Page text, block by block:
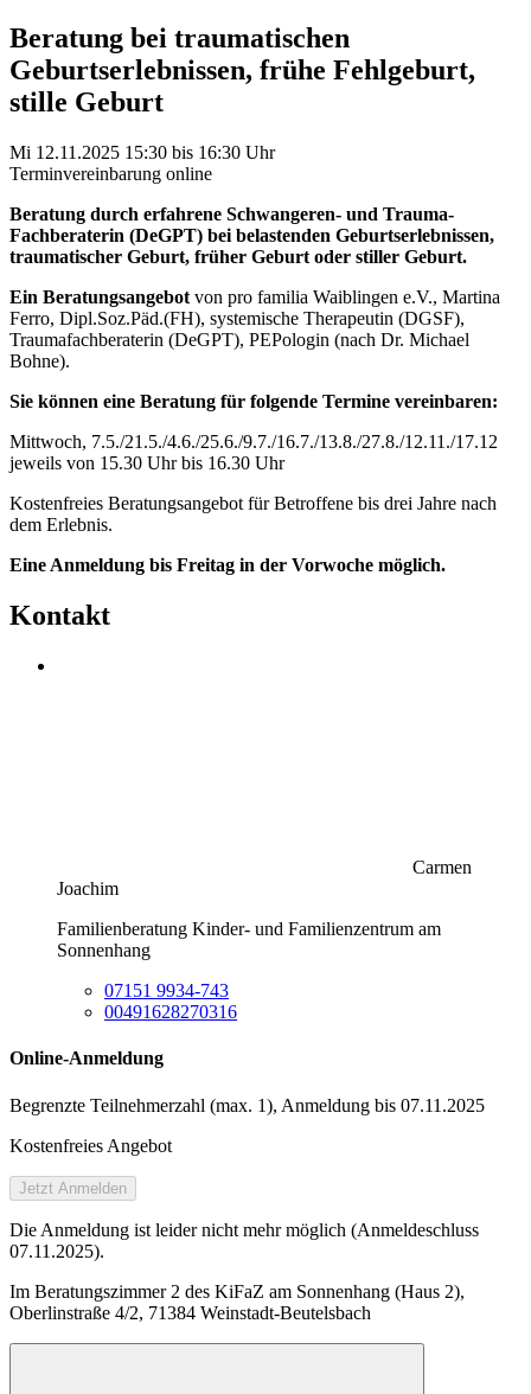
Beratung bei traumatischen
Geburtserlebnissen, frühe Fehlgeburt,
stille Geburt
Mi 12.11.2025 15:30 bis 16:30 Uhr
Terminvereinbarung online
Beratung durch erfahrene Schwangeren- und Trauma-
Fachberaterin (DeGPT) bei belastenden Geburtserlebnissen,
traumatischer Geburt, früher Geburt oder stiller Geburt.
Ein Beratungsangebot von pro familia Waiblingen e.V., Martina
Ferro, Dipl.Soz.Päd.(FH), systemische Therapeutin (DGSF),
Traumafachberaterin (DeGPT), PEPologin (nach Dr. Michael
Bohne).
Sie können eine Beratung für folgende Termine vereinbaren:
Mittwoch, 7.5./21.5./4.6./25.6./9.7./16.7./13.8./27.8./12.11./17.12
jeweils von 15.30 Uhr bis 16.30 Uhr
Kostenfreies Beratungsangebot für Betroffene bis drei Jahre nach
dem Erlebnis.
Eine Anmeldung bis Freitag in der Vorwoche möglich.
Kontakt
Carmen
Joachim
Familienberatung Kinder- und Familienzentrum am
Sonnenhang
07151 9934-743
00491628270316
Online-Anmeldung
Begrenzte Teilnehmer­zahl (max. 1), Anmeldung bis 07.11.2025
Kostenfreies Angebot
Jetzt Anmelden
Die Anmeldung ist leider nicht mehr möglich (Anmeldeschluss
07.11.2025).
Im Beratungszimmer 2 des KiFaZ am Sonnenhang (Haus 2),
Oberlinstraße 4/2, 71384 Weinstadt-Beutelsbach